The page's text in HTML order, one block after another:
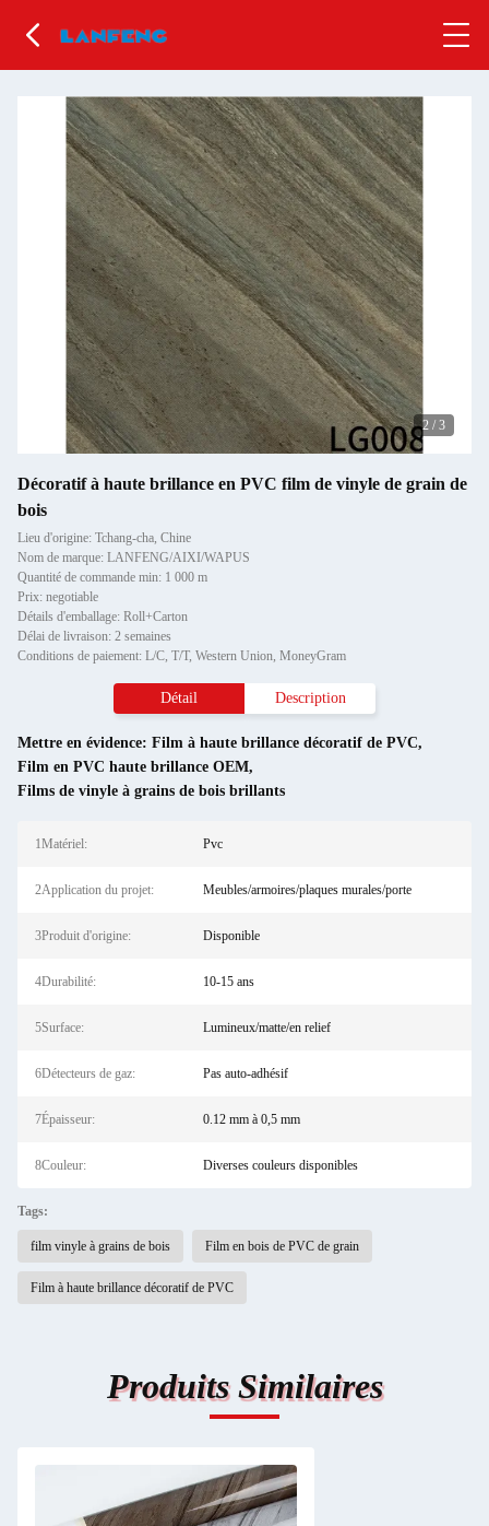
2 / 3
Décoratif à haute brillance en PVC film de vinyle de grain de
bois
Lieu d'origine: Tchang-cha, Chine
Nom de marque: LANFENG/AIXI/WAPUS
Quantité de commande min: 1 000 m
Prix: negotiable
Détails d'emballage: Roll+Carton
Délai de livraison: 2 semaines
Conditions de paiement: L/C, T/T, Western Union, MoneyGram
Détail Description
Mettre en évidence: Film à haute brillance décoratif de PVC,
Film en PVC haute brillance OEM,
Films de vinyle à grains de bois brillants
1Matériel: Pvc
2Application du projet: Meubles/armoires/plaques murales/porte
3Produit d'origine: Disponible
4Durabilité: 10-15 ans
5Surface: Lumineux/matte/en relief
6Détecteurs de gaz: Pas auto-adhésif
7Épaisseur: 0.12 mm à 0,5 mm
8Couleur: Diverses couleurs disponibles
Tags:
film vinyle à grains de bois Film en bois de PVC de grain
Film à haute brillance décoratif de PVC
Produits Similaires